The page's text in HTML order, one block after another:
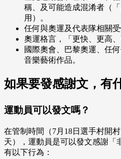
稱、及可能造成混淆者（
用）。
任何與奧運及代表隊相關受
奧運格言，「更快、更高、
國際奧會、巴黎奧運、任
音樂藝術作品。
如果要發感謝文，有
運動員可以發文嗎？
在管制時間（7月18日選手村開
天），運動員是可以發文感謝「
有以下行為：